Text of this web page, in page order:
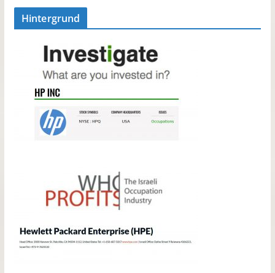
Hintergrund